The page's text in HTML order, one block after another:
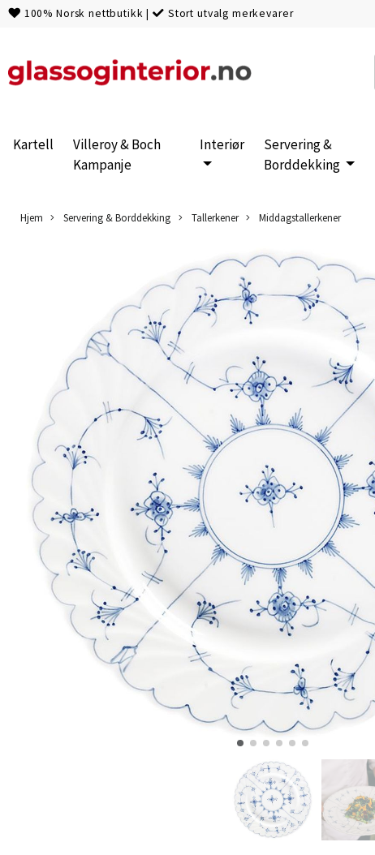
100% Norsk nettbutikk | Stort utvalg merkevarer
Kartell
Villeroy & Boch
Kampanje
Interiør
Servering &
Borddekking
Hjem Servering & Borddekking Tallerkener Middagstallerkener